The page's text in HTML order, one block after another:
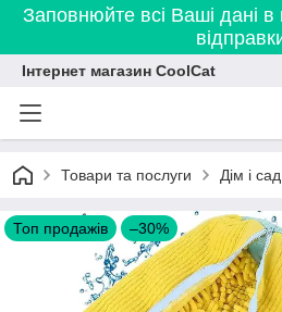
Заповнюйте всі Ваші дані в
Інтернет магазин CoolCat
Товари та послуги Дім і сад
Топ продажів –30%